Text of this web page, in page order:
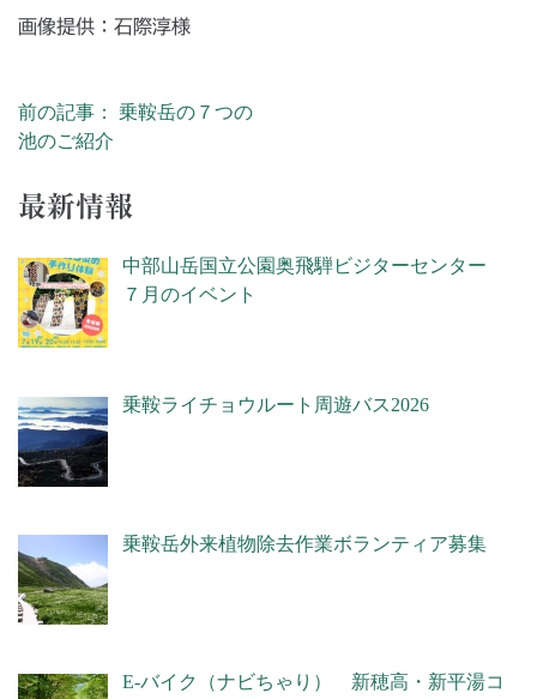
画像提供：石際淳様
投稿ナビゲーション
前の記事： 乗鞍岳の７つの
池のご紹介
最新情報
中部山岳国立公園奥飛騨ビジターセンター
７月のイベント
乗鞍ライチョウルート周遊バス2026
乗鞍岳外来植物除去作業ボランティア募集
E-バイク（ナビちゃり） 新穂高・新平湯コ